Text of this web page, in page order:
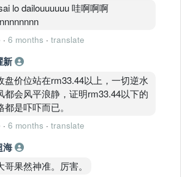
lo dailouuuuuu 哇啊啊啊
· 6 months · translate
新
盘价位站在rm33.44以上，一切逆水
都会风平浪静，证明rm33.44以下的
都是吓吓而已。
· 6 months · translate
海
哥果然神准。厉害。